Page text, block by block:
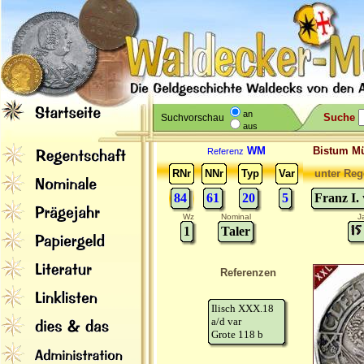
Suchvorschau
an
aus
Suche
Referenz WM
Bistum
RNr
NNr Typ Var
84 61 20 5
unter
Franz I.
Wz Nominal
1 Taler
Referenzen
Ilisch XXX.18
a/d var
Grote 118 b